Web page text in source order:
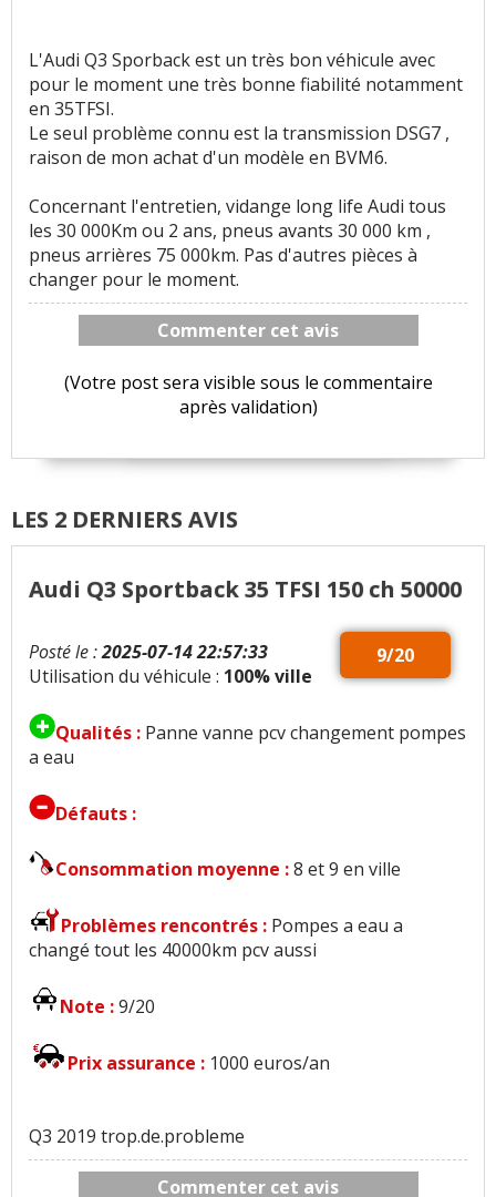
L'Audi Q3 Sporback est un très bon véhicule avec
pour le moment une très bonne fiabilité notamment
en 35TFSI.
Le seul problème connu est la transmission DSG7 ,
raison de mon achat d'un modèle en BVM6.
Concernant l'entretien, vidange long life Audi tous
les 30 000Km ou 2 ans, pneus avants 30 000 km ,
pneus arrières 75 000km. Pas d'autres pièces à
changer pour le moment.
Commenter cet avis
(Votre post sera visible sous le commentaire
après validation)
LES 2 DERNIERS AVIS
Audi Q3 Sportback 35 TFSI 150 ch 50000
9/20
Posté le :2025-07-14 22:57:33
Utilisation du véhicule : 100% ville
Qualités : Panne vanne pcv changement pompes
a eau
Défauts :
Consommation moyenne :8 et 9 en ville
Problèmes rencontrés : Pompes a eau a
changé tout les 40000km pcv aussi
Note :9/20
Prix assurance : 1000 euros/an
Q3 2019 trop.de.probleme
Commenter cet avis